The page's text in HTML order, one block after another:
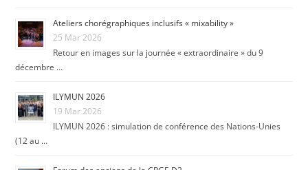
Ateliers chorégraphiques inclusifs « mixability »
25 Mar 2026
Retour en images sur la journée « extraordinaire » du 9
décembre …
ILYMUN 2026
19 Mar 2026
ILYMUN 2026 : simulation de conférence des Nations-Unies
(12 au …